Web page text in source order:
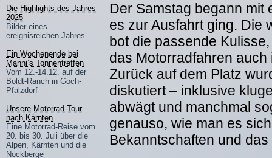
Die Highlights des Jahres
2025
Bilder eines
ereignisreichen Jahres
Ein Wochenende bei
Manni’s Tonnentreffen
Vom 12.-14.12. auf der
Boldt-Ranch in Goch-
Pfalzdorf
Unsere Motorrad-Tour
nach Kärnten
Eine Motorrad-Reise vom
20. bis 30. Juli über die
Alpen, Kärnten und die
Nockberge
Der Samstag begann mit
es zur Ausfahrt ging. Die
bot die passende
das Motorradfahren
Zurück auf dem Platz
diskutiert – inklusive
abwägt und manchmal
genauso, wie man es
Bekanntschaften und